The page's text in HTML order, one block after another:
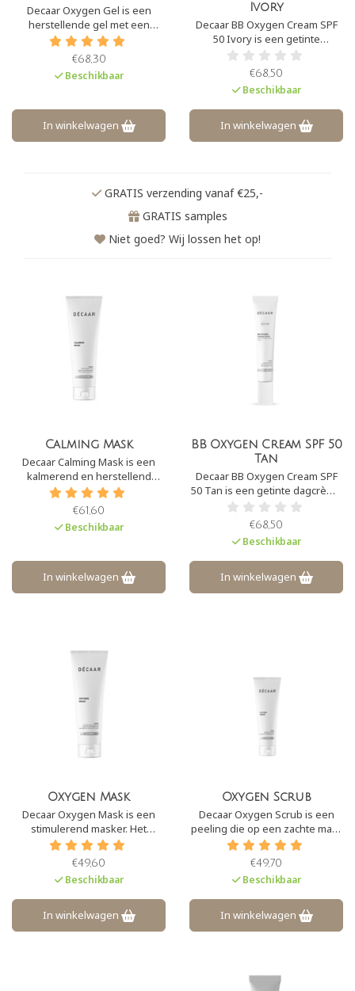
Decaar Oxygen Gel is een
herstellende gel met een
unieke werking. Door de
toevoeging van maar liefst 15%
perfluorcarbon vergroot het de
werking van alle producten die
€68,30
Beschikbaar
In winkelwagen
Ivory
Decaar BB Oxygen Cream SPF
50 Ivory is een getinte
dagcrème met SPF50. Het zorgt
voor een prachtige ‘glow’ aan
de huid. De crème camoufleert
pigmentvlekken en
onzuiverheden en heeft een
lichte, maar natuurlijke dekking.
€68,50
Beschikbaar
In winkelwagen
GRATIS verzending vanaf €25,-
GRATIS samples
Niet goed? Wij lossen het op!
Calming Mask
Decaar Calming Mask is een
kalmerend en herstellend
masker. Het verwijdert op een
milde wijze dode huidcellen en
vermindert ontstekingen. Het
verbetert en stimuleert lokale
€61,60
Beschikbaar
In winkelwagen
BB Oxygen Cream SPF 50
Tan
Decaar BB Oxygen Cream SPF
50 Tan is een getinte dagcrème
met SPF50. Het zorgt voor een
prachtige ‘glow’ aan de huid. De
crème camoufleert
pigmentvlekken en
onzuiverheden en heeft een
lichte, maar natuurlijke dekking.
€68,50
Beschikbaar
In winkelwagen
Oxygen Mask
Decaar Oxygen Mask is een
stimulerend masker. Het
kalmeert, hydrateert en herstelt
alle huidfuncties door het
zuurstofniveau van de cellen te
verhogen. Hierdoor krijgt de
huid een boost en verschijnt er
een gezonde glans op de huid.
€49,60
Beschikbaar
In winkelwagen
Oxygen Scrub
Decaar Oxygen Scrub is een
peeling die op een zachte maar
effectieve manier dode
huidcellen verwijdert en de
celvernieuwing stimuleert. Het
reinigt de poriën en stimuleert
een gezonde en natuurlijke
glans van de huid.
€49,70
Beschikbaar
In winkelwagen